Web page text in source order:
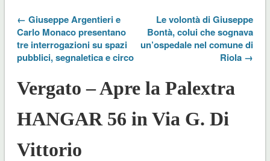
← Giuseppe Argentieri e
Carlo Monaco presentano
tre interrogazioni su spazi
pubblici, segnaletica e circo
Le volontà di Giuseppe
Bontà, colui che sognava
un’ospedale nel comune di
Riola →
Vergato – Apre la Palextra
HANGAR 56 in Via G. Di
Vittorio